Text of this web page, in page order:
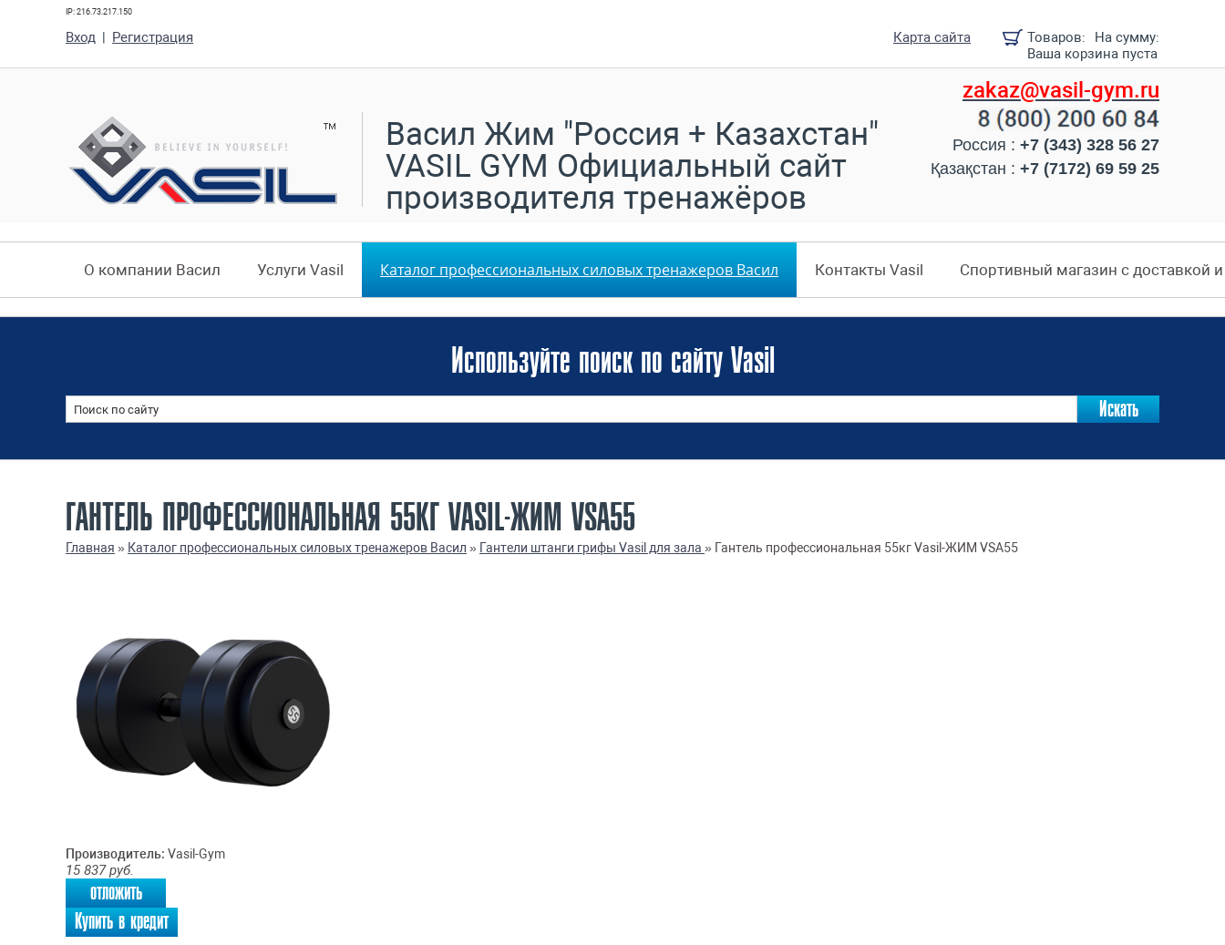
IP: 216.73.217.150
Товаров:
На сумму:
Ваша корзина пуста
Карта сайта
Вход | Регистрация
zakaz@vasil-gym.ru
Россия : +7 (343) 328 56 27
Қазақстан : +7 (7172) 69 59 25
Васил Жим "Россия + Казахстан"
VASIL GYM Официальный сайт
производителя тренажёров
О компании Васил Услуги Vasil Каталог профессиональных силовых тренажеров Васил Контакты Vasil Спортивный магазин с доставкой
Используйте поиск по сайту Vasil
ГАНТЕЛЬ ПРОФЕССИОНАЛЬНАЯ 55КГ VASIL-ЖИМ VSA55
Главная » Каталог профессиональных силовых тренажеров Васил » Гантели штанги грифы Vasil для зала » Гантель профессиональная 55кг Vasil-ЖИМ VSA55
Производитель: Vasil-Gym
15 837 руб.
отложить
Купить в кредит